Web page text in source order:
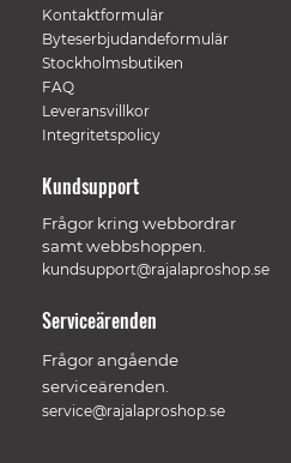
Kontaktformulär
Byteserbjudandeformulär
Stockholmsbutiken
FAQ
Leveransvillkor
Integritetspolicy
Kundsupport
Frågor kring webbordrar
samt webbshoppen.
kundsupport@rajalaproshop.se
Serviceärenden
Frågor angående
serviceärenden.
service@rajalaproshop.se